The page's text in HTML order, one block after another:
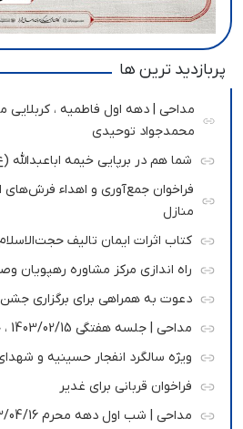
پربازدید ترین ها
مداحی | دهه اول فاطمیه ، کربلایی
محمدجواد توحیدی
شما هم در برپایی خیمه
فراخوان جمع‌آوری و اهداء
منازل
کتاب اثرات ایمان تالیف
راه اندازی مرکز مشاوره رهپویان
دعوت به همراهی برای برگزاری
مداحی | جلسه هفتگی 1403/02/15 ، حاج علی اکبری
ویژه سالگرد انفجار حسینیه و
فراخوان قربانی برای غدیر
مداحی | شب اول دهه محرم 1403/04/16